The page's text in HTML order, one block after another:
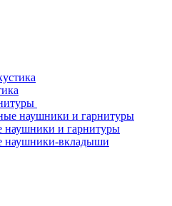
наушники и гарнитуры
наушники и гарнитуры
наушники-вкладыши